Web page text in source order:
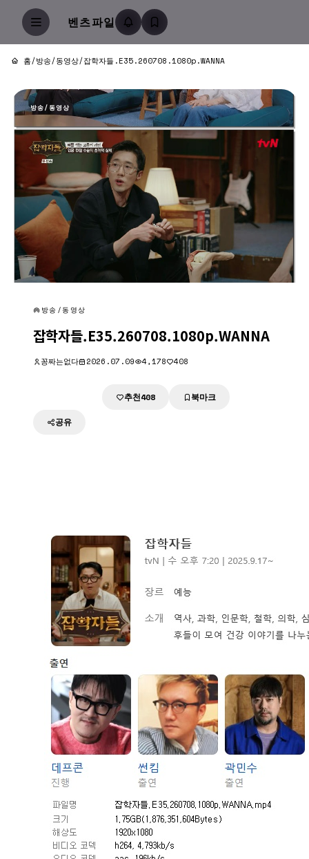
벤츠파일
홈/방송/동영상/잡학자들.E35.260708.1080p.WANNA
방송/동영상
방송/동영상
잡학자들.E35.260708.1080p.WANNA
꽁짜는없다 2026.07.09 4,178 408
추천408 북마크
공유